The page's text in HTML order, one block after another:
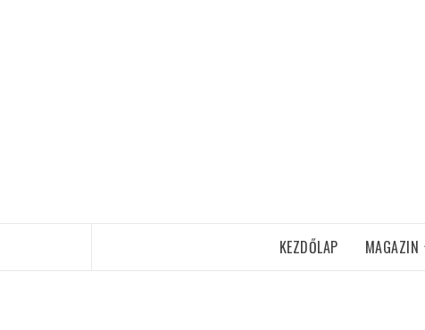
KEZDŐLAP MAGAZIN